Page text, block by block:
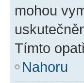
mohou
Tímto
Nahoru